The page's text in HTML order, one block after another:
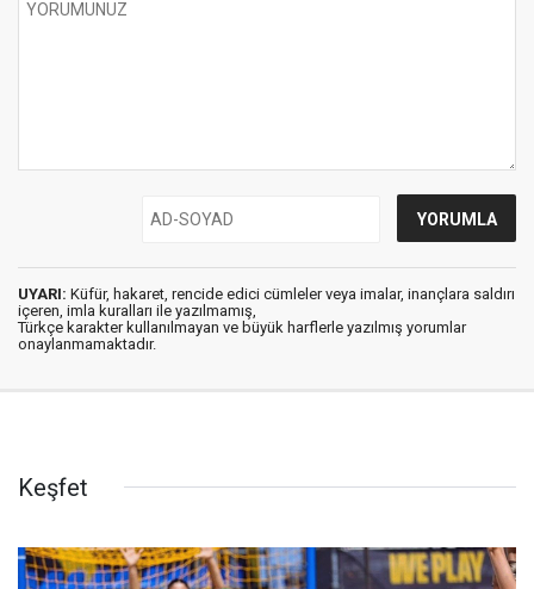
UYARI: Küfür, hakaret, rencide edici cümleler veya imalar, inançlara saldırı
içeren, imla kuralları ile yazılmamış,
Türkçe karakter kullanılmayan ve büyük harflerle yazılmış yorumlar
onaylanmamaktadır.
Keşfet